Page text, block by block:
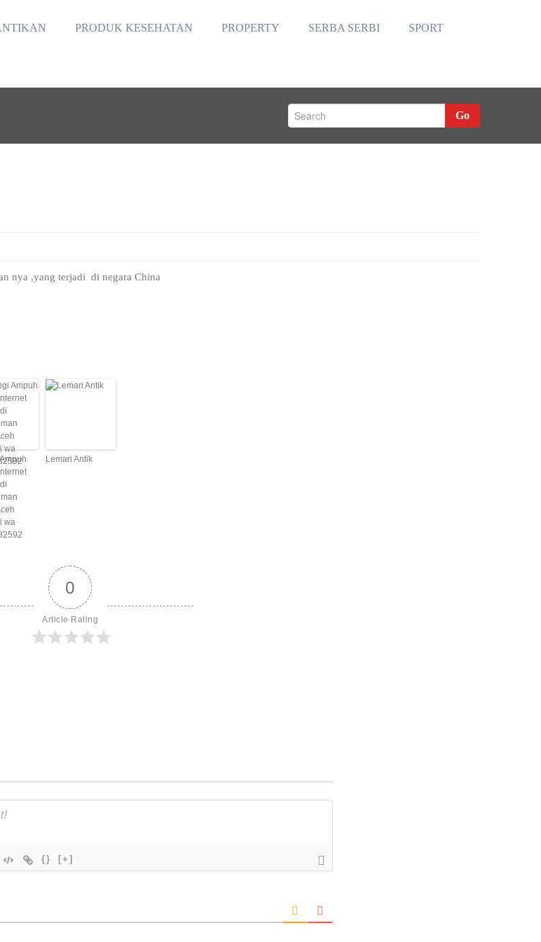
PRODUK KESEHATAN PROPERTY SERBA SERBI SPORT
Go
nya ,yang terjadi di negara China
wa
Lemari Antik
0
Article Rating
{} [+]